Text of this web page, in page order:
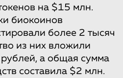
на $15 млн.
биокоинов
более 2 тысяч
из них вложили
а общая сумма
составила $2 млн.